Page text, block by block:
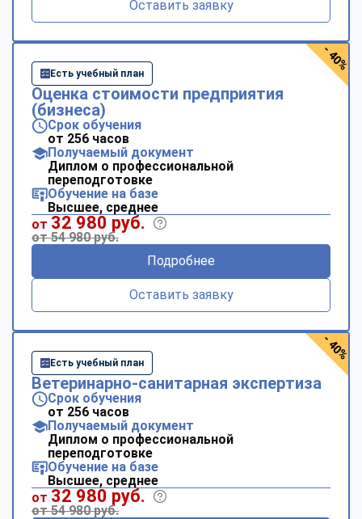
Оставить заявку
Есть учебный план
Оценка стоимости предприятия
(бизнеса)
Срок обучения
от 256 часов
Получаемый документ
Диплом о профессиональной
переподготовке
Обучение на базе
Высшее, среднее
от 32 980 руб.
от 54 980 руб.
Подробнее
Оставить заявку
- 40%
Есть учебный план
Ветеринарно-санитарная экспертиза
Срок обучения
от 256 часов
Получаемый документ
Диплом о профессиональной
переподготовке
Обучение на базе
Высшее, среднее
от 32 980 руб.
от 54 980 руб.
- 40%